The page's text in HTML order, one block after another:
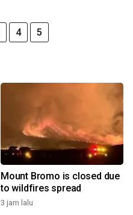
4 5
Mount Bromo is closed due
to wildfires spread
3 jam lalu